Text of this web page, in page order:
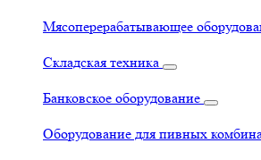
Мясоперерабатывающее
Складская техника
Банковское оборудование
Оборудование для пивных